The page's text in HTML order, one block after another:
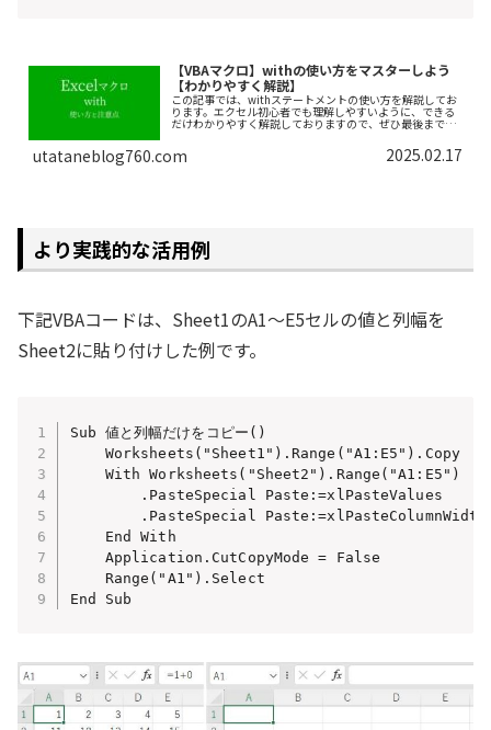
【VBAマクロ】withの使い方をマスターしよう
【わかりやすく解説】
この記事では、withステートメントの使い方を解説してお
ります。エクセル初心者でも理解しやすいように、できる
だけわかりやすく解説しておりますので、ぜひ最後まで読
utataneblog760.com 2025.02.17
より実践的な活用例
下記VBAコードは、Sheet1のA1～E5セルの値と列幅を
Sheet2に貼り付けした例です。
Sub 値と列幅だけをコピー()
Worksheets("Sheet1").Range("A1:E5").Copy
With Worksheets("Sheet2").Range("A1:E5")
.PasteSpecial Paste:=xlPasteValues
.PasteSpecial Paste:=xlPasteColumnWidths
    End With
    Application.CutCopyMode = False
    Range("A1").Select
End Sub